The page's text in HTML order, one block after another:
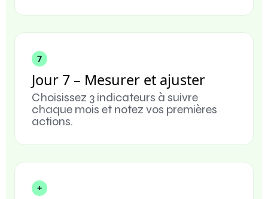
7
Jour 7 – Mesurer et ajuster
Choisissez 3 indicateurs à suivre
chaque mois et notez vos premières
actions.
+